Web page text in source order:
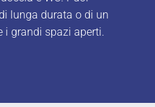
lunga durata o di un
i grandi spazi aperti.